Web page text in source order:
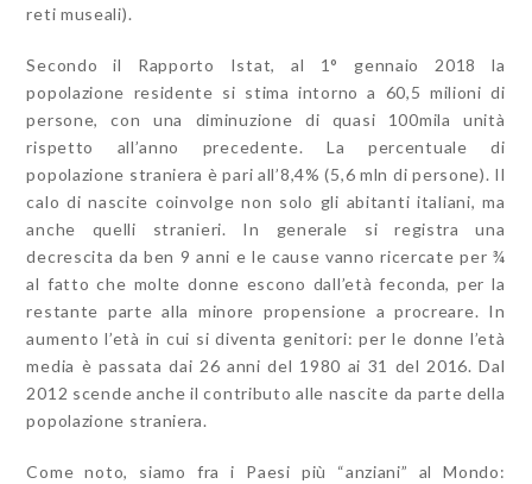
reti museali).
Secondo il Rapporto Istat, al 1° gennaio 2018 la
popolazione residente si stima intorno a 60,5 milioni di
persone, con una diminuzione di quasi 100mila unità
rispetto all’anno precedente. La percentuale di
popolazione straniera è pari all’8,4% (5,6 mln di persone). Il
calo di nascite coinvolge non solo gli abitanti italiani, ma
anche quelli stranieri. In generale si registra una
decrescita da ben 9 anni e le cause vanno ricercate per ¾
al fatto che molte donne escono dall’età feconda, per la
restante parte alla minore propensione a procreare. In
aumento l’età in cui si diventa genitori: per le donne l’età
media è passata dai 26 anni del 1980 ai 31 del 2016. Dal
2012 scende anche il contributo alle nascite da parte della
popolazione straniera.
Come noto, siamo fra i Paesi più “anziani” al Mondo: